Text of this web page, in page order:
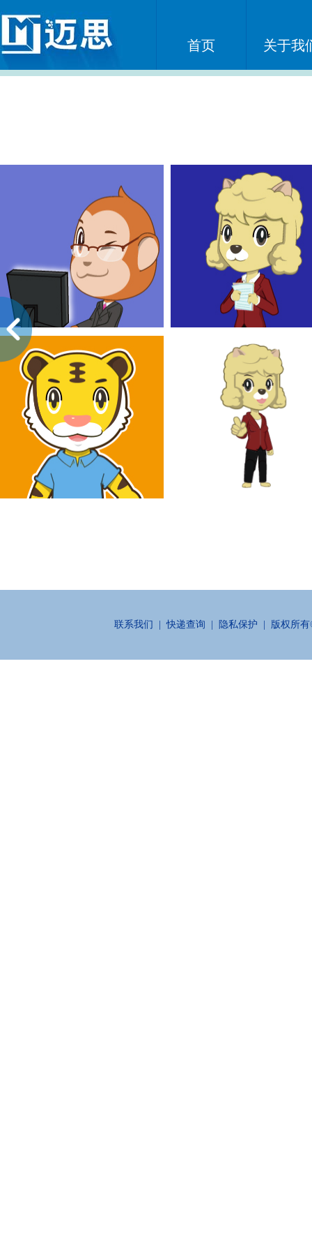
首页 关于我
联系我们 |快递查询 隐私保护 | 版权所